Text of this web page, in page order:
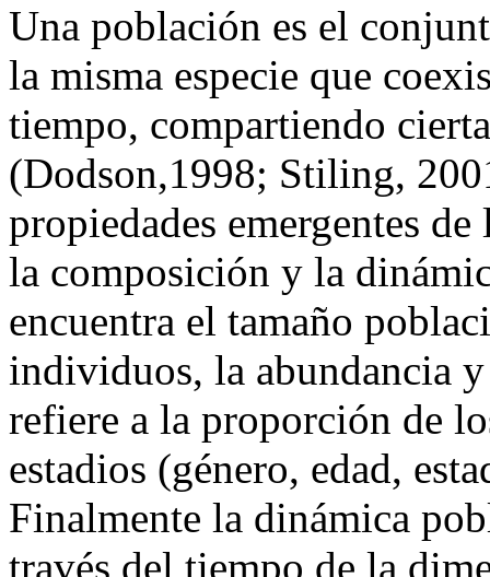
Una población es el
la misma especie que
tiempo, compartiendo
(Dodson,1998; Stiling,
propiedades emergentes
la composición y la
encuentra el tamaño
individuos, la abundancia
refiere a la proporción de
estadios (género, edad,
Finalmente la dinámica
través del tiempo de la